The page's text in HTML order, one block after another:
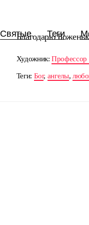
Святые Теги
Благодарю
Художник:Профессор
Теги: Бог, ангелы,